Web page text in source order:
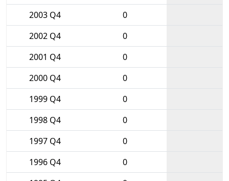
2003 Q4
0
2002 Q4
0
2001 Q4
0
2000 Q4
0
1999 Q4
0
1998 Q4
0
1997 Q4
0
1996 Q4
0